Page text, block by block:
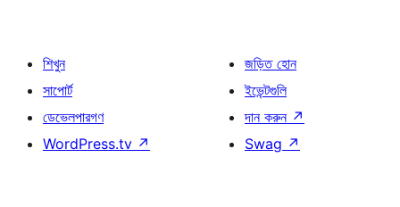
শিখুন
সাপোর্ট
ডেভেলপারগণ
WordPress.tv ↗
জড়িত হোন
ইভেন্টগুলি
দান করুন ↗
Swag ↗